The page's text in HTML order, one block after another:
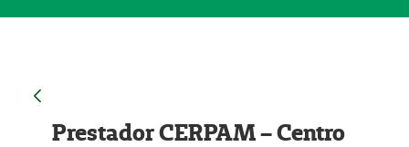
Prestador CERPAM – Centro